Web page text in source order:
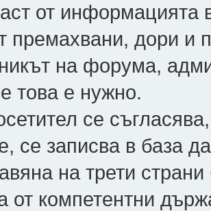
от информацията
премахвани, дори и
на форума,
това е нужно.
се
се записва в база
на трети
от компетентни